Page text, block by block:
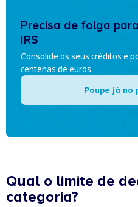
Precisa de folga
IRS
Consolide os seus créditos e
centenas de euros.
Poupe já no
Qual o limite de
categoria?